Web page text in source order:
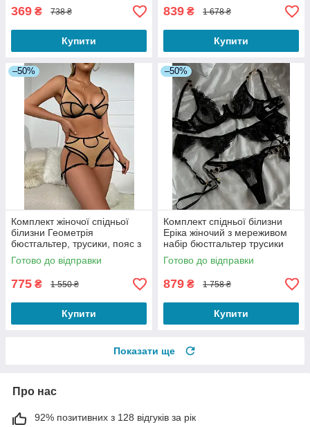
369 ₴ 738 ₴
Купити
839 ₴ 1 678 ₴
Купити
–50%
Комплект жіночої спідньої
білизни Геометрія
бюстгальтер, трусики, пояс з
підтяжками, гартери бежевий
S
Готово до відправки
775 ₴ 1 550 ₴
Купити
–50%
Комплект спідньої білизни
Еріка жіночий з мереживом
набір бюстгальтер трусики
пояс з гартерами чорний XS
Готово до відправки
879 ₴ 1 758 ₴
Купити
Показати ще
Про нас
92% позитивних з 128 відгуків за рік